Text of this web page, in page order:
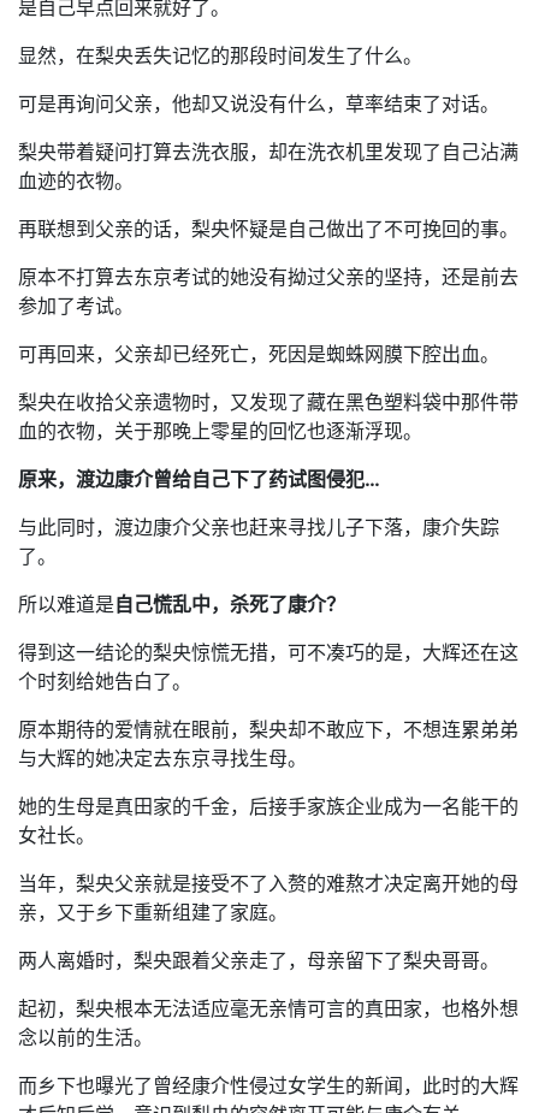
是自己早点回来就好了。
显然，在梨央丢失记忆的那段时间发生了什么。
可是再询问父亲，他却又说没有什么，草率结束了对话。
梨央带着疑问打算去洗衣服，却在洗衣机里发现了自己沾满
血迹的衣物。
再联想到父亲的话，梨央怀疑是自己做出了不可挽回的事。
原本不打算去东京考试的她没有拗过父亲的坚持，还是前去
参加了考试。
可再回来，父亲却已经死亡，死因是蜘蛛网膜下腔出血。
梨央在收拾父亲遗物时，又发现了藏在黑色塑料袋中那件带
血的衣物，关于那晚上零星的回忆也逐渐浮现。
原来，渡边康介曾给自己下了药试图侵犯…
与此同时，渡边康介父亲也赶来寻找儿子下落，康介失踪
了。
所以难道是自己慌乱中，杀死了康介？
得到这一结论的梨央惊慌无措，可不凑巧的是，大辉还在这
个时刻给她告白了。
原本期待的爱情就在眼前，梨央却不敢应下，不想连累弟弟
与大辉的她决定去东京寻找生母。
她的生母是真田家的千金，后接手家族企业成为一名能干的
女社长。
当年，梨央父亲就是接受不了入赘的难熬才决定离开她的母
亲，又于乡下重新组建了家庭。
两人离婚时，梨央跟着父亲走了，母亲留下了梨央哥哥。
起初，梨央根本无法适应毫无亲情可言的真田家，也格外想
念以前的生活。
而乡下也曝光了曾经康介性侵过女学生的新闻，此时的大辉